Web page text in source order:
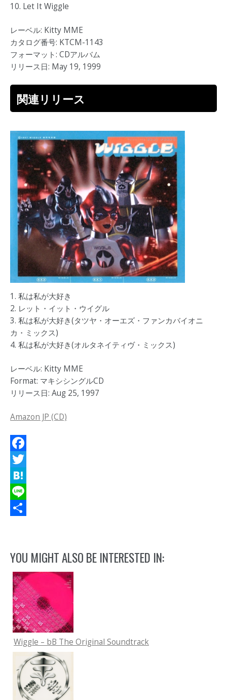
10. Let It Wiggle
レーベル: Kitty MME
カタログ番号: KTCM-1143
フォーマット: CDアルバム
リリース日: May 19, 1999
関連リリース
1. 私は私が大好き
2. レット・イット・ウイグル
3. 私は私が大好き(タツヤ・オーエズ・ファンカバイオニ
カ・ミックス)
4. 私は私が大好き(オルタネイティヴ・ミックス)
レーベル: Kitty MME
Format: マキシシングルCD
リリース日: Aug 25, 1997
Amazon JP (CD)
Facebook
Twitter
Hatena
Line
YOU MIGHT ALSO BE INTERESTED IN:
Wiggle – bB The Original Soundtrack